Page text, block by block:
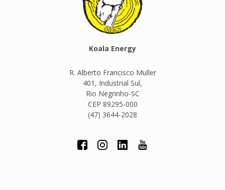
Koala Energy
R. Alberto Francisco Muller
401, Industrial Sul,
Rio Negrinho-SC
CEP 89295-000
(47) 3644-2028